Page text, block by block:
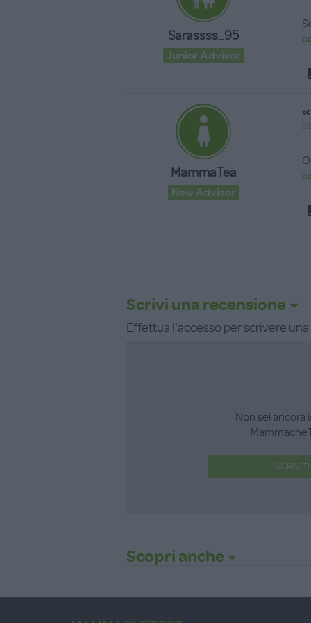
Sarassss_95
Junior Advisor
MammaTea
New Advisor
Scrivi una recensione
Effettua l'accesso per scrivere
Non sei ancora
ISCRIVITI
Scopri anche